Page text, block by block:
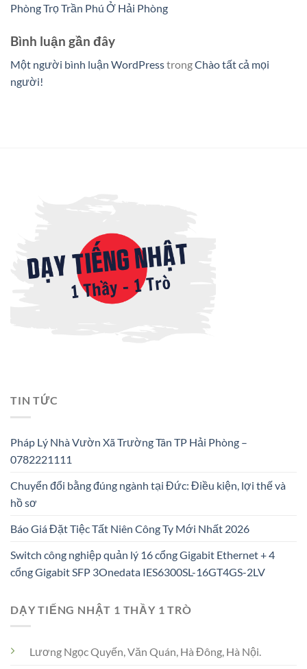
Phòng Trọ Trần Phú Ở Hải Phòng
Bình luận gần đây
Một người bình luận WordPresstrongChào tất cả mọi
người!
TIN TỨC
Pháp Lý Nhà Vườn Xã Trường Tân TP Hải Phòng –
0782221111
Chuyển đổi bằng đúng ngành tại Đức: Điều kiện, lợi thế và
hồ sơ
Báo Giá Đặt Tiệc Tất Niên Công Ty Mới Nhất 2026
Switch công nghiệp quản lý 16 cổng Gigabit Ethernet + 4
cổng Gigabit SFP 3Onedata IES6300SL-16GT4GS-2LV
DẠY TIẾNG NHẬT 1 THẦY 1 TRÒ
Lương Ngọc Quyến, Văn Quán, Hà Đông, Hà Nội.